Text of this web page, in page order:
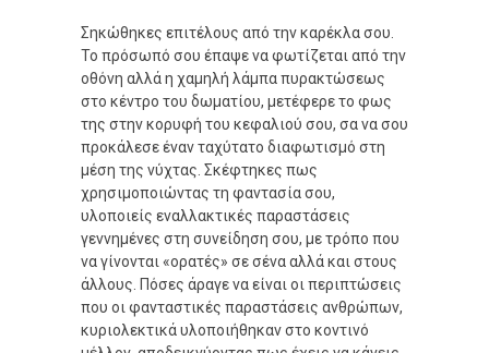
Σηκώθηκες επιτέλους από την καρέκλα σου.
Το πρόσωπό σου έπαψε να φωτίζεται από την
οθόνη αλλά η χαμηλή λάμπα πυρακτώσεως
στο κέντρο του δωματίου, μετέφερε το φως
της στην κορυφή του κεφαλιού σου, σα να σου
προκάλεσε έναν ταχύτατο διαφωτισμό στη
μέση της νύχτας. Σκέφτηκες πως
χρησιμοποιώντας τη φαντασία σου,
υλοποιείς εναλλακτικές παραστάσεις
γεννημένες στη συνείδηση σου, με τρόπο που
να γίνονται «ορατές» σε σένα αλλά και στους
άλλους. Πόσες άραγε να είναι οι περιπτώσεις
που οι φανταστικές παραστάσεις ανθρώπων,
κυριολεκτικά υλοποιήθηκαν στο κοντινό